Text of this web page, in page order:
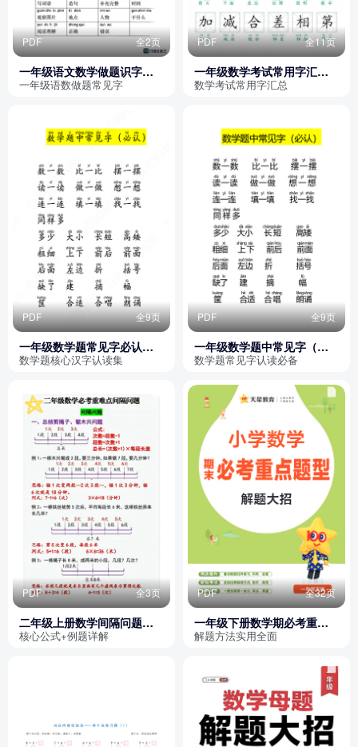
PDF 全2页
一年级语文数学做题识字表
（建议收藏）
一年级语数做题常见字
PDF 全11页
一年级数学考试常用字汇总
（超全）
数学考试常用字汇总
PDF 全9页
一年级数学题常见字必认
（大字版）
数学题核心汉字认读集
PDF 全9页
一年级数学题中常见字（大
字）
数学题常见字认读必备
PDF 全3页
二年级上册数学间隔问题解
题技巧（含例题解析）
核心公式+例题详解
PDF 全32页
一年级下册数学期必考重点
题型解题大招
解题方法实用全面